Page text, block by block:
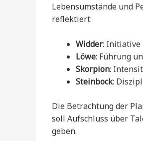
Lebensumstände und
reflektiert:
Widder: Initiative
Löwe: Führung
Skorpion:
Steinbock:
Die Betrachtung der
soll Aufschluss über
geben.